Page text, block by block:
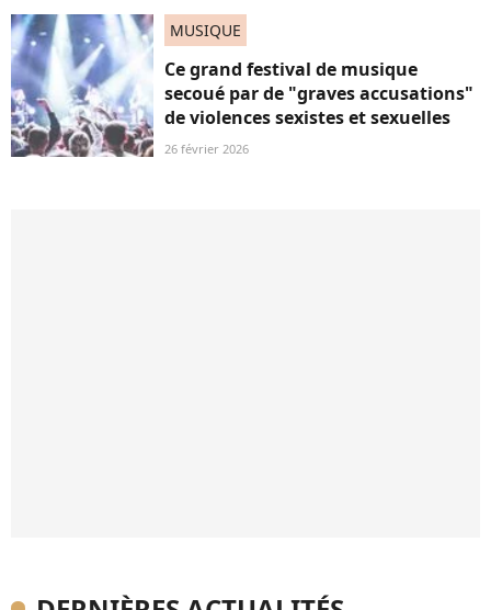
MUSIQUE
Ce grand festival de musique
secoué par de "graves accusations"
de violences sexistes et sexuelles
26 février 2026